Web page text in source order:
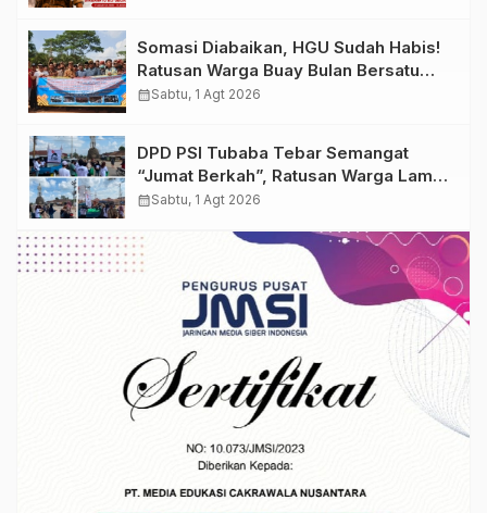
Somasi Diabaikan, HGU Sudah Habis!
Ratusan Warga Buay Bulan Bersatu
Beri Peringatan Terakhir Ke PTPN 1
calendar_monthSabtu, 1 Agt 2026
DPD PSI Tubaba Tebar Semangat
“Jumat Berkah”, Ratusan Warga Lambu
Kibang Sambut Antusias
calendar_monthSabtu, 1 Agt 2026